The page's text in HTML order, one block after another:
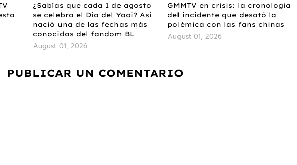
¿Sabías que cada 1 de agosto
se celebra el Día del Yaoi? Así
nació una de las fechas más
conocidas del fandom BL
August 01, 2026
GMMTV en crisis: la cronología
del incidente que desató la
polémica con las fans chinas
August 01, 2026
PUBLICAR UN COMENTARIO